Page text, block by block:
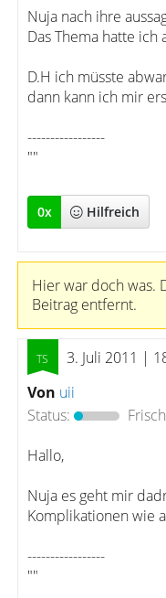
Nuja nach ihre
Das Thema hatte ich
D.H ich müsste
dann kann ich mir
-----------------
""
0x Hilfreich
Hier war doch was.
Beitrag entfernt.
3. Juli 2011 |
Von uii
Status:
Hallo,
Nuja es geht mir
Komplikationen wie
-----------------
""